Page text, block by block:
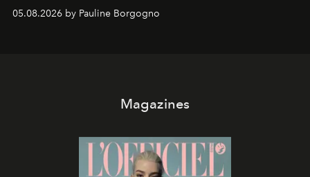
05.08.2026 by Pauline Borgogno
Magazines